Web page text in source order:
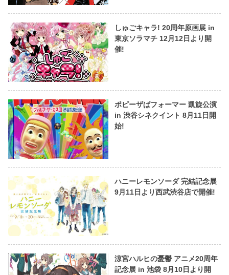
しゅごキャラ! 20周年原画展 in
東京ソラマチ 12月12日より開
催!
ポピーザぱフォーマー 凱旋公演
in 渋谷シネクイント 8月11日開
始!
ハニーレモンソーダ 完結記念展
9月11日より西武渋谷店で開催!
涼宮ハルヒの憂鬱 アニメ20周年
記念展 in 池袋 8月10日より開